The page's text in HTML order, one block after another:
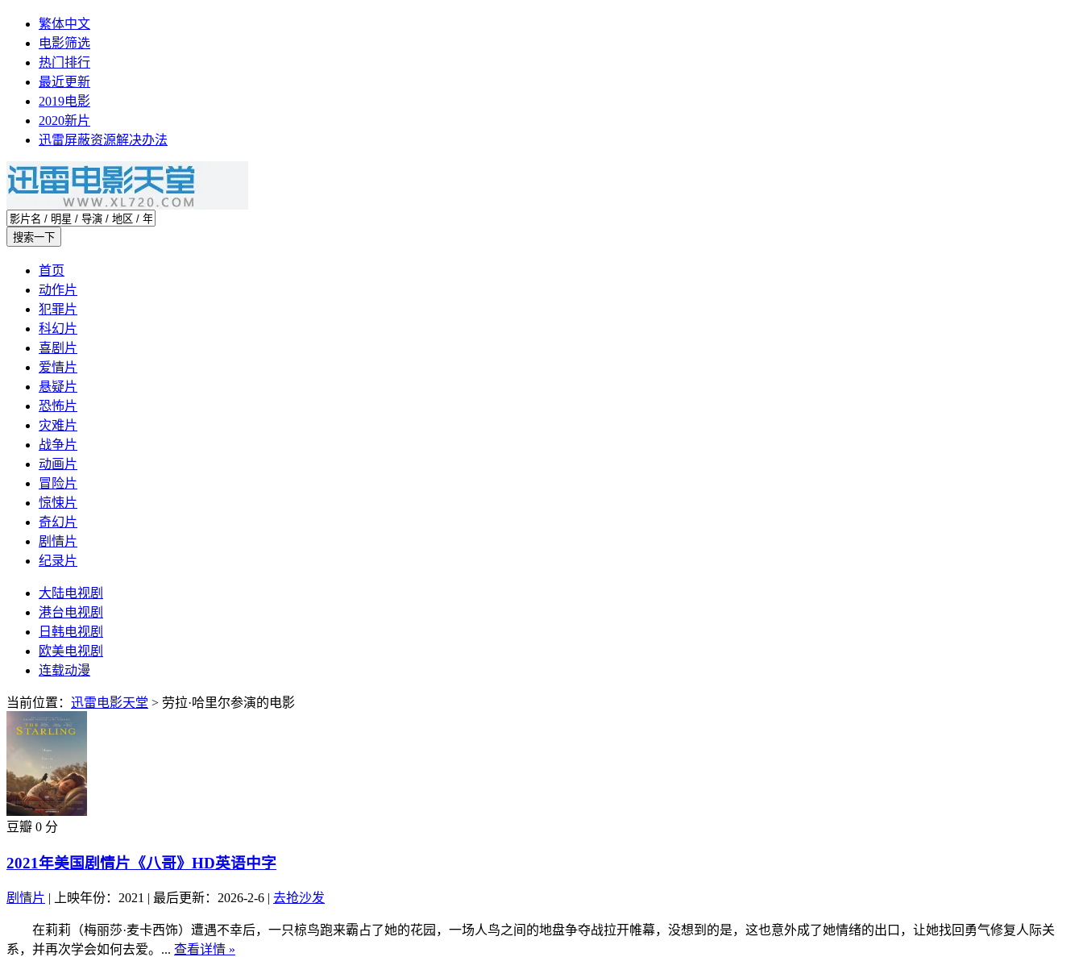
繁体中文
电影筛选
热门排行
最近更新
2019电影
2020新片
迅雷屏蔽资源解决办法
首页
动作片
犯罪片
科幻片
喜剧片
爱情片
悬疑片
恐怖片
灾难片
战争片
动画片
冒险片
惊悚片
奇幻片
剧情片
纪录片
大陆电视剧
港台电视剧
日韩电视剧
欧美电视剧
连载动漫
当前位置： 迅雷电影天堂 > 劳拉·哈里尔参演的电影
豆瓣 0 分
2021年美国剧情片《八哥》HD英语中字
剧情片 | 上映年份：2021 | 最后更新：2026-2-6 | 去抢沙发
在莉莉（梅丽莎·麦卡西饰）遭遇不幸后，一只椋鸟跑来霸占了她的花园，一场人鸟之间的地盘争夺战拉开帷幕，没想到的是，这也意外成了她情绪的出口，让她找回勇气修复人际关
系，并再次学会如何去爱。... 查看详情 »